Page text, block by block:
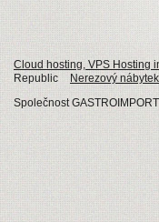
Cloud hosting, VPS Hosting
Republic
Nerezový
Společnost